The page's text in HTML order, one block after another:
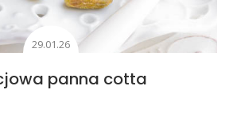
29.01.26
panna cotta